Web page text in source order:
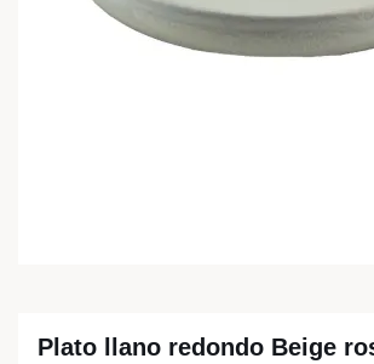
Plato llano redondo Beige